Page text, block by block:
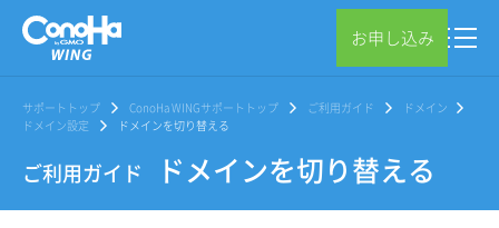
お申し込み
サポートトップ ConoHa WINGサポートトップ ご利用ガイド
ドメイン
ドメイン設定
ドメインを切り替える
ご利用ガイド ドメインを切り替える